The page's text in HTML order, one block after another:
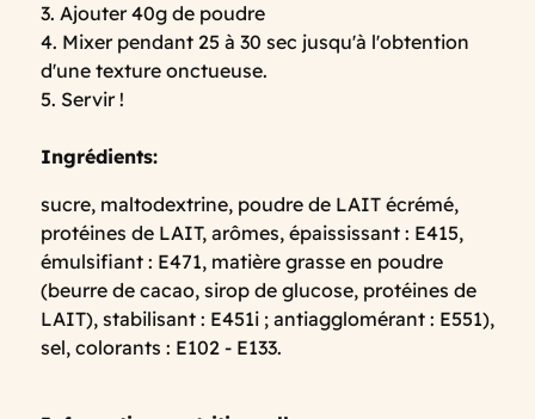
3. Ajouter 40g de poudre
4. Mixer pendant 25 à 30 sec jusqu'à l'obtention
d'une texture onctueuse.
5. Servir !
Ingrédients:
sucre, maltodextrine, poudre de LAIT écrémé,
protéines de LAIT, arômes, épaississant : E415,
émulsifiant : E471, matière grasse en poudre
(beurre de cacao, sirop de glucose, protéines de
LAIT), stabilisant : E451i ; antiagglomérant : E551),
sel, colorants : E102 - E133.